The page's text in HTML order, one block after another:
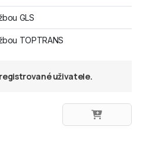
GLS
TOPTRANS
uživatele.